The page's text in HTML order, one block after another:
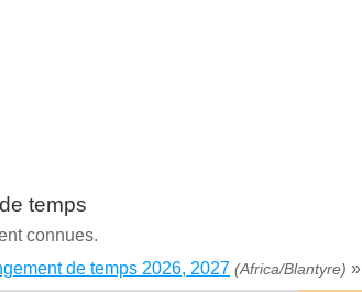
temps
connues.
de temps 2026, 2027 (Africa/Blantyre) »